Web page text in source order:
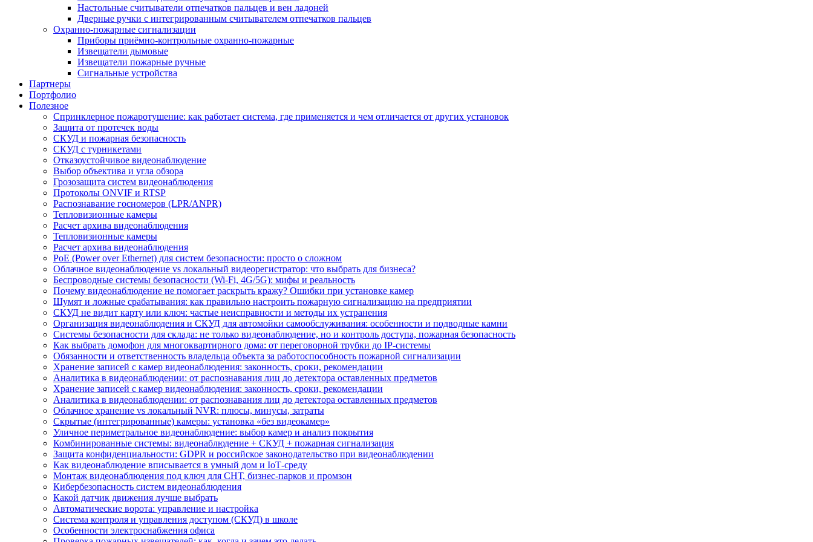
Настольные считыватели отпечатков пальцев и вен ладоней
Дверные ручки с интегрированным считывателем отпечатков пальцев
Охранно-пожарные сигнализации
Приборы приёмно-контрольные охранно-пожарные
Извещатели дымовые
Извещатели пожарные ручные
Сигнальные устройства
Партнеры
Портфолио
Полезное
Спринклерное пожаротушение: как работает система, где применяется и чем отличается от других установок
Защита от протечек воды
СКУД и пожарная безопасность
СКУД с турникетами
Отказоустойчивое видеонаблюдение
Выбор объектива и угла обзора
Грозозащита систем видеонаблюдения
Протоколы ONVIF и RTSP
Распознавание госномеров (LPR/ANPR)
Тепловизионные камеры
Расчет архива видеонаблюдения
Тепловизионные камеры
Расчет архива видеонаблюдения
PoE (Power over Ethernet) для систем безопасности: просто о сложном
Облачное видеонаблюдение vs локальный видеорегистратор: что выбрать для бизнеса?
Беспроводные системы безопасности (Wi-Fi, 4G/5G): мифы и реальность
Почему видеонаблюдение не помогает раскрыть кражу? Ошибки при установке камер
Шумят и ложные срабатывания: как правильно настроить пожарную сигнализацию на предприятии
СКУД не видит карту или ключ: частые неисправности и методы их устранения
Организация видеонаблюдения и СКУД для автомойки самообслуживания: особенности и подводные камни
Системы безопасности для склада: не только видеонаблюдение, но и контроль доступа, пожарная безопасность
Как выбрать домофон для многоквартирного дома: от переговорной трубки до IP-системы
Обязанности и ответственность владельца объекта за работоспособность пожарной сигнализации
Хранение записей с камер видеонаблюдения: законность, сроки, рекомендации
Аналитика в видеонаблюдении: от распознавания лиц до детектора оставленных предметов
Хранение записей с камер видеонаблюдения: законность, сроки, рекомендации
Аналитика в видеонаблюдении: от распознавания лиц до детектора оставленных предметов
Облачное хранение vs локальный NVR: плюсы, минусы, затраты
Скрытые (интегрированные) камеры: установка «без видеокамер»
Уличное периметральное видеонаблюдение: выбор камер и анализ покрытия
Комбинированные системы: видеонаблюдение + СКУД + пожарная сигнализация
Защита конфиденциальности: GDPR и российское законодательство при видеонаблюдении
Как видеонаблюдение вписывается в умный дом и IoT‑среду
Монтаж видеонаблюдения под ключ для СНТ, бизнес‑парков и промзон
Кибербезопасность систем видеонаблюдения
Какой датчик движения лучше выбрать
Автоматические ворота: управление и настройка
Система контроля и управления доступом (СКУД) в школе
Особенности электроснабжения офиса